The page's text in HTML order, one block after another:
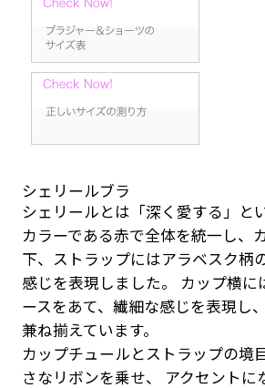
シェリールブラ
シェリールとは「深く愛する」と
カラーである赤で全体を統一し、
下、ストラップにはアラベスク柄
感じを表現しました。 カップ横に
ースをあて、繊細な感じを表現し
兼ね揃えています。
カップチュールとストラップの境
さなリボンを乗せ、 アクセントに